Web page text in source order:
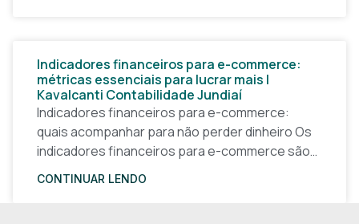
Indicadores financeiros para e-commerce:
métricas essenciais para lucrar mais |
Kavalcanti Contabilidade Jundiaí
Indicadores financeiros para e-commerce:
quais acompanhar para não perder dinheiro Os
indicadores financeiros para e-commerce são a
base de qualquer decisão inteligente em uma
CONTINUAR LENDO